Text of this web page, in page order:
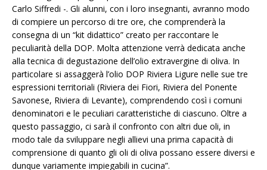
Carlo Siffredi -. Gli alunni, con i loro insegnanti, avranno modo
di compiere un percorso di tre ore, che comprenderà la
consegna di un “kit didattico” creato per raccontare le
peculiarità della DOP. Molta attenzione verrà dedicata anche
alla tecnica di degustazione dell’olio extravergine di oliva. In
particolare si assaggerà l’olio DOP Riviera Ligure nelle sue tre
espressioni territoriali (Riviera dei Fiori, Riviera del Ponente
Savonese, Riviera di Levante), comprendendo così i comuni
denominatori e le peculiari caratteristiche di ciascuno. Oltre a
questo passaggio, ci sarà il confronto con altri due oli, in
modo tale da sviluppare negli allievi una prima capacità di
comprensione di quanto gli oli di oliva possano essere diversi e
dunque variamente impiegabili in cucina”.